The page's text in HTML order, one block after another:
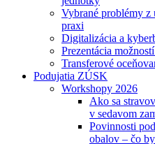
Vybrané problémy z
praxi
Digitalizácia a
Prezentácia
Transferové
Podujatia ZÚSK
Workshopy 2026
Ako sa
v sedavom
Povinnosti
obalov – čo